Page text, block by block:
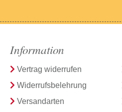
Information
Vertrag widerrufen
Widerrufsbelehrung
Versandarten